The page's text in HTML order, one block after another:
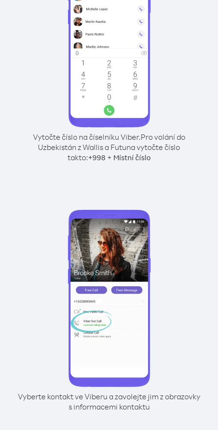
Vytočte číslo na číselníku Viber.Pro volání do
Uzbekistán z Wallis a Futuna vytočte číslo
takto:+998 + Místní číslo
Vyberte kontakt ve Viberu a zavolejte jim z obrazovky
s informacemi kontaktu